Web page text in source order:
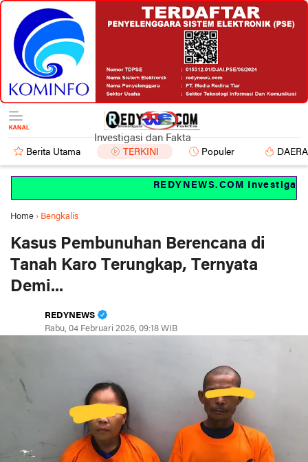
Investigasi dan Fakta
Berita Utama TERKINI Populer
REDYNEWS.COM Investigasi
Home › Bengkalis
Kasus Pembunuhan Berencana di
Tanah Karo Terungkap, Ternyata
Demi...
REDYNEWS
Rabu, 04 Februari 2026, 09:18 WIB